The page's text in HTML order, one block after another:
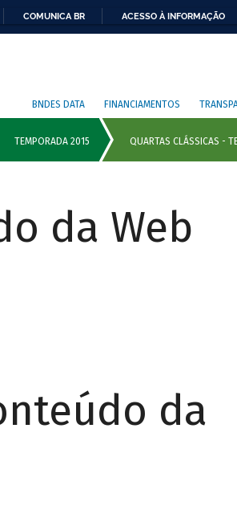
COMUNICA BR ACESSO À INFORMAÇÃO
BNDES DATA FINANCIAMENTOS
da Web
da